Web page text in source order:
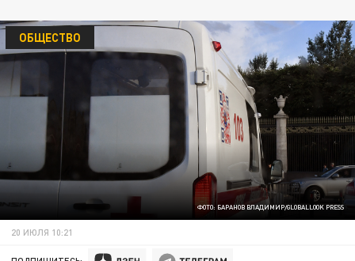
ФОТО: БАРАНОВ ВЛАДИМИР/GLOBALLOOK PRESS
ОБЩЕСТВО
20 ИЮЛЯ 10:21